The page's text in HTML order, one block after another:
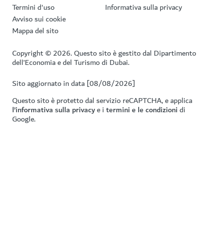
Termini d'uso
Informativa sulla privacy
Avviso sui cookie
Mappa del sito
Copyright © 2026. Questo sito è gestito dal Dipartimento
dell’Economia e del Turismo di Dubai.
Sito aggiornato in data [08/08/2026]
Questo sito è protetto dal servizio reCAPTCHA, e applica
l’informativa sulla privacye itermini e le condizionidi
Google.